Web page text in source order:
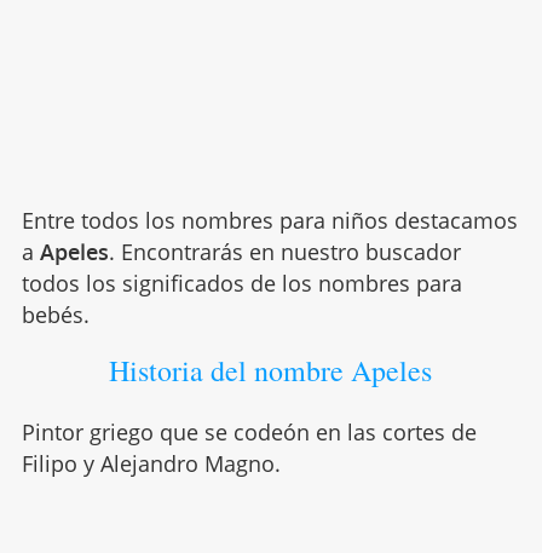
Entre todos los nombres para niños destacamos
a Apeles. Encontrarás en nuestro buscador
todos los significados de los nombres para
bebés.
Historia del nombre Apeles
Pintor griego que se codeón en las cortes de
Filipo y Alejandro Magno.